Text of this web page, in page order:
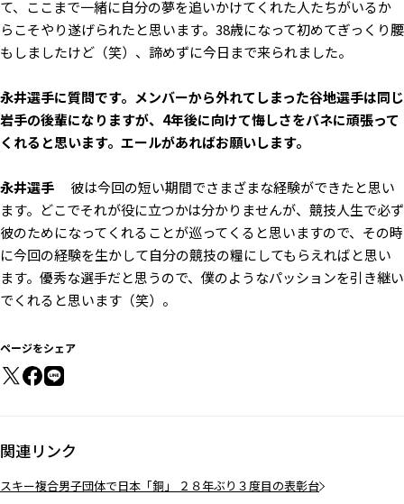
て、ここまで一緒に自分の夢を追いかけてくれた人たちがいるか
らこそやり遂げられたと思います。38歳になって初めてぎっくり腰
もしましたけど（笑）、諦めずに今日まで来られました。
――永井選手に質問です。メンバーから外れてしまった谷地選手は同じ
岩手の後輩になりますが、4年後に向けて悔しさをバネに頑張って
くれると思います。エールがあればお願いします。
永井選手 彼は今回の短い期間でさまざまな経験ができたと思い
ます。どこでそれが役に立つかは分かりませんが、競技人生で必ず
彼のためになってくれることが巡ってくると思いますので、その時
に今回の経験を生かして自分の競技の糧にしてもらえればと思い
ます。優秀な選手だと思うので、僕のようなパッションを引き継い
でくれると思います（笑）。
ページをシェア
関連リンク
スキー複合男子団体で日本「銅」 ２８年ぶり３度目の表彰台